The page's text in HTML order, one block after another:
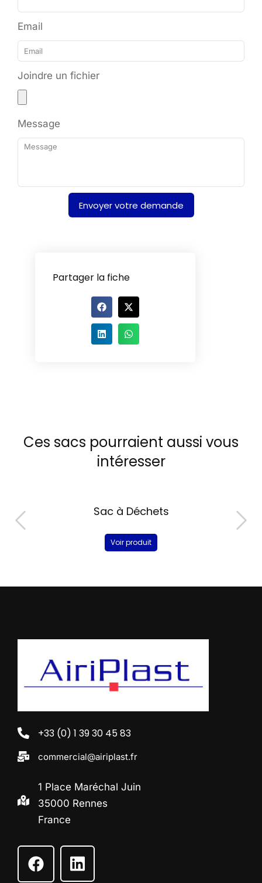
Email
Joindre un fichier
Message
Envoyer votre demande
Partager la fiche
Ces sacs pourraient aussi vous
intéresser
Sac à Déchets
Voir produit
+33 (0) 1 39 30 45 83
commercial@airiplast.fr
1 Place Maréchal Juin
35000 Rennes
France